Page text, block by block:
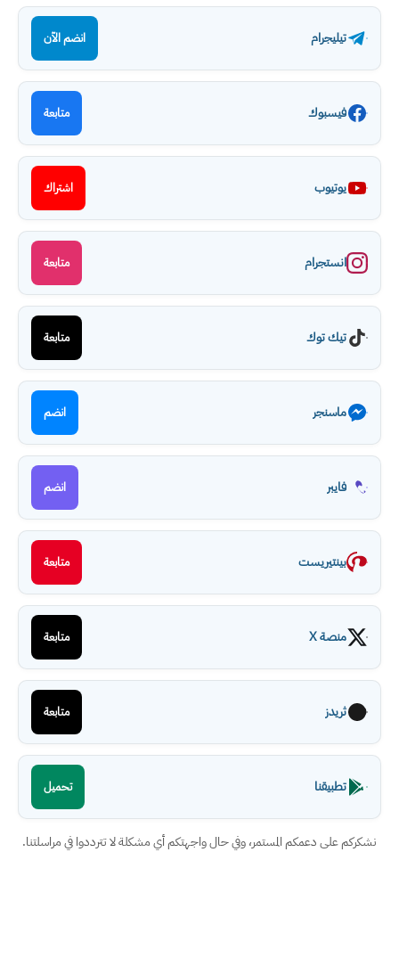
تيليجرام انضم الآن
فيسبوك متابعة
يوتيوب اشتراك
انستجرام متابعة
تيك توك متابعة
ماسنجر انضم
فايبر انضم
بينتيريست متابعة
منصة X متابعة
ثريدز متابعة
تطبيقنا تحميل
نشكركم على دعمكم المستمر، وفي حال واجهتكم أي مشكلة لا تترددوا في مراسلتنا.